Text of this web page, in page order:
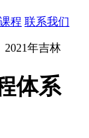
程 联系我们
2021年吉林
体系